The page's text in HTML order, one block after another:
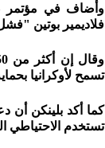
وأضاف في مؤتمر
فلاديمير بوتين
تسمح لأوكرانيا
كما أكد بلينكن أن
تستخدم الاحتياطي